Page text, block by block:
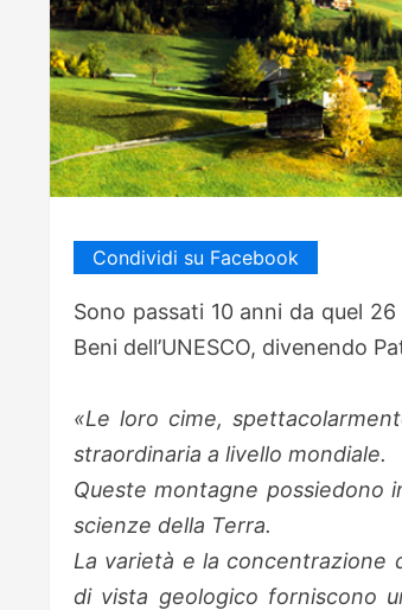
Condividi su Facebook
Sono passati 10 anni da quel
Beni dell’UNESCO, divenendo
«Le loro cime,
straordinaria a livello mondiale.
Queste montagne possiedono
scienze della Terra.
La varietà e la concentrazione
di vista geologico forniscono